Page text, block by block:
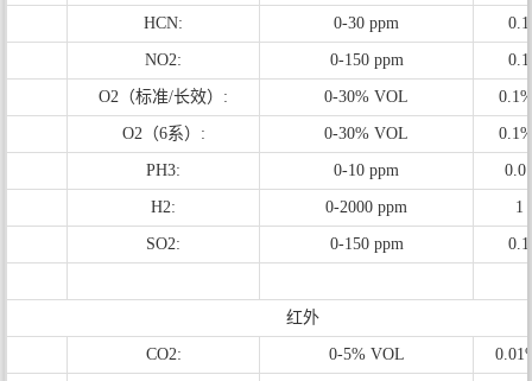
HCN: 0-30 ppm
NO2: 0-150 ppm
O2（标准/长效）: 0-30% VOL
O2（6系）: 0-30% VOL
PH3: 0-10 ppm
H2: 0-2000 ppm 1
SO2: 0-150 ppm
红外
CO2: 0-5% VOL